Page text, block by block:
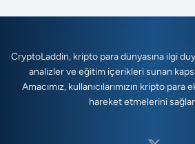
CryptoLaddin, kripto para dünyasına ilgi
analizler ve eğitim içerikleri sunan
Amacımız, kullanıcılarımızın kripto
hareket etmelerini